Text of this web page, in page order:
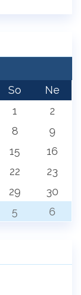
So
Ne
1
2
8
9
15
16
22
23
29
30
5 6